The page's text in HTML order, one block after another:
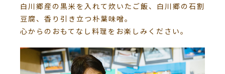
白川郷産の黒米を入れて炊いたご飯、白川郷の石割
豆腐、香り引き立つ朴葉味噌。
心からのおもてなし料理をお楽しみください。